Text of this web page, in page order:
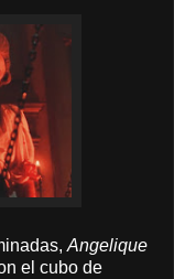
Angelique
el cubo de